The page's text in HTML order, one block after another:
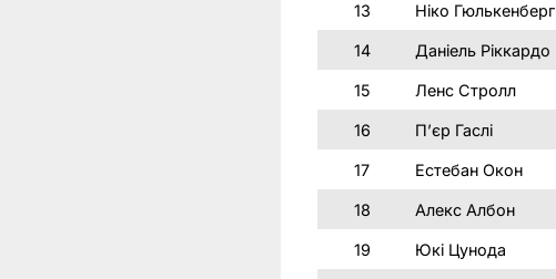
13 Ніко Гюлькенберг
14 Даніель Ріккардо
15 Ленс Стролл
16 П’єр Гаслі
17 Естебан Окон
18 Алекс Албон
19 Юкі Цунода